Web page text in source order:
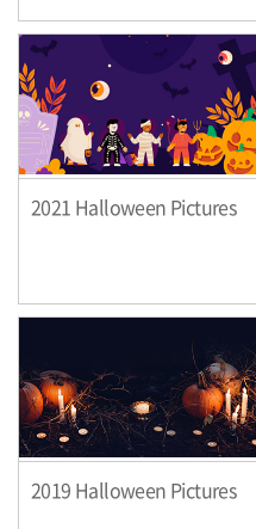
2021 Halloween Pictures
2019 Halloween Pictures